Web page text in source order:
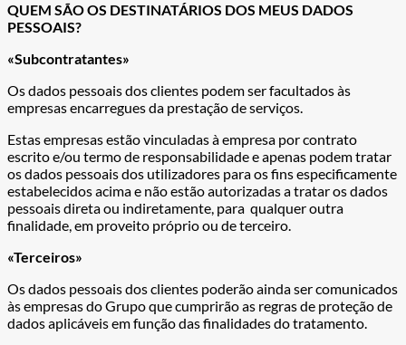
QUEM SÃO OS DESTINATÁRIOS DOS MEUS DADOS
PESSOAIS?
«Subcontratantes»
Os dados pessoais dos clientes podem ser facultados às
empresas encarregues da prestação de serviços.
Estas empresas estão vinculadas à empresa por contrato
escrito e/ou termo de responsabilidade e apenas podem tratar
os dados pessoais dos utilizadores para os fins especificamente
estabelecidos acima e não estão autorizadas a tratar os dados
pessoais direta ou indiretamente, para qualquer outra
finalidade, em proveito próprio ou de terceiro.
«Terceiros»
Os dados pessoais dos clientes poderão ainda ser comunicados
às empresas do Grupo que cumprirão as regras de proteção de
dados aplicáveis em função das finalidades do tratamento.